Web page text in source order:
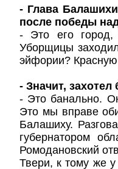
- Глава
после победы
- Это его город,
Уборщицы
эйфории?
- Значит,
- Это банально.
Это мы вправе
Балашиху.
губернатором
Ромодановский
Твери, к тому же